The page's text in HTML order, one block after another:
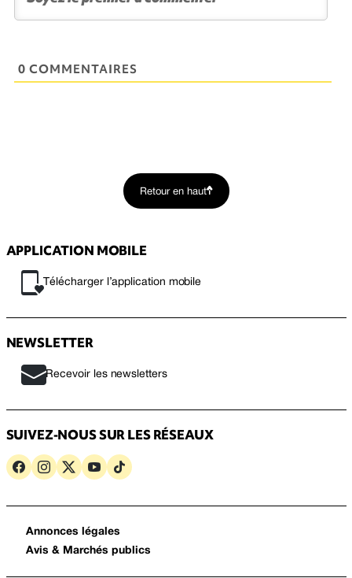
0 COMMENTAIRES
Retour en haut
APPLICATION MOBILE
Télécharger l’application mobile
NEWSLETTER
Recevoir les newsletters
SUIVEZ-NOUS SUR LES RÉSEAUX
Annonces légales
Avis & Marchés publics